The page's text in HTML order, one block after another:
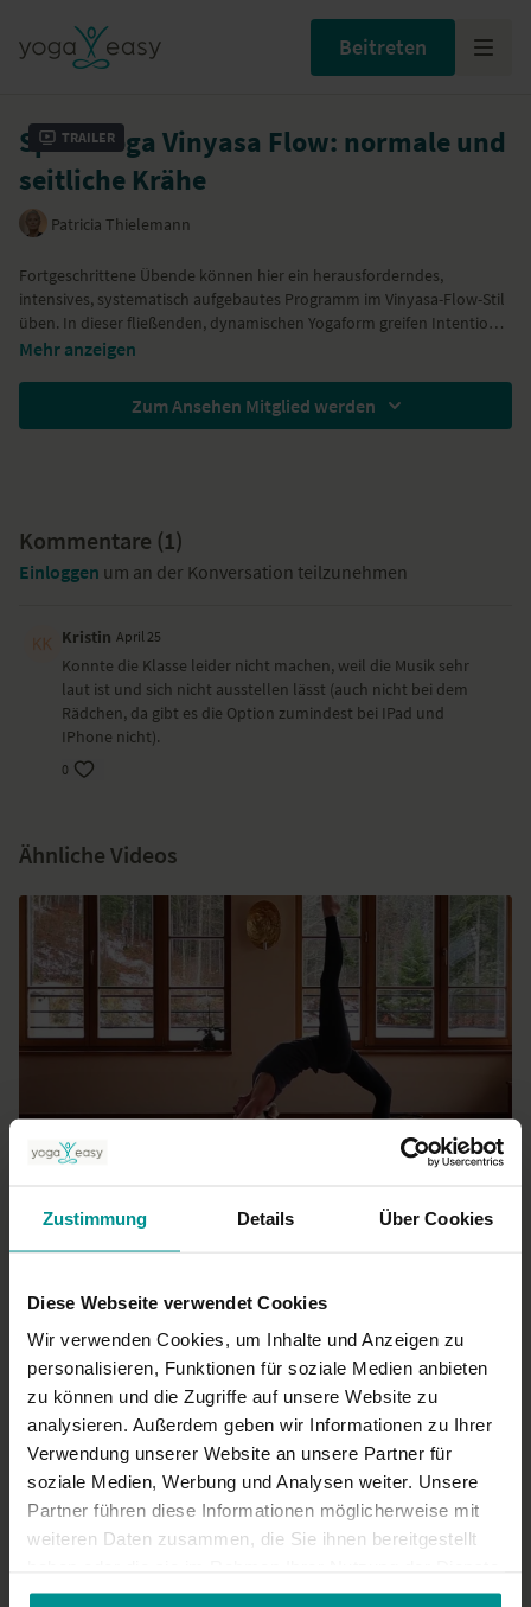
Zustimmung Details Über Cookies
Diese Webseite verwendet Cookies
Wir verwenden Cookies, um Inhalte und Anzeigen zu
personalisieren, Funktionen für soziale Medien anbieten
zu können und die Zugriffe auf unsere Website zu
analysieren. Außerdem geben wir Informationen zu Ihrer
Verwendung unserer Website an unsere Partner für
soziale Medien, Werbung und Analysen weiter. Unsere
Partner führen diese Informationen möglicherweise mit
weiteren Daten zusammen, die Sie ihnen bereitgestellt
gesammelt haben.
Beitreten
Trailer
Spirit Yoga Vinyasa Flow: normale und
seitliche Krähe
Patricia Thielemann
Fortgeschrittene Übende können hier ein herausforderndes,
intensives, systematisch aufgebautes Programm im Vinyasa-Flow-Stil
üben. In dieser fließenden, dynamischen Yogaform greifen Intention,
Atmung, Form und Bewegung harmonisch ineinander. Ihre präzisen,
Fortgeschrittene Asanas: Halbmond, Bakasana (Krähe), seitliche
mitbringen oder einen ähnlichen dynamischen Yogastil (z. B. Ashtanga
Mehr anzeigen
Zum Ansehen Mitglied werden
Kommentare (1)
Einloggen um an der Konversation teilzunehmen
Kristin April 25
Konnte die Klasse leider nicht machen, weil die Musik sehr
laut ist und sich nicht ausstellen lässt (auch nicht bei dem
Rädchen, da gibt es die Option zumindest bei IPad und
IPhone nicht).
0
Ähnliche Videos
01:04:56
Spirit Yoga Signature Level 2: ein anspruchsvoller Vinyasa Flow